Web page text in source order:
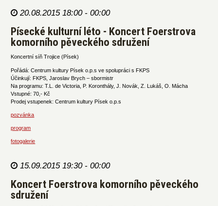
20.08.2015 18:00 - 00:00
Písecké kulturní léto - Koncert Foerstrova
komorního pěveckého sdružení
Koncertní síň Trojice (Písek)
Pořádá: Centrum kultury Písek o.p.s ve spolupráci s FKPS
Účinkují: FKPS, Jaroslav Brych – sbormistr
Na programu: T.L. de Victoria, P. Koronthály, J. Novák, Z. Lukáš, O. Mácha
Vstupné: 70,- Kč
Prodej vstupenek: Centrum kultury Písek o.p.s
pozvánka
program
fotogalerie
15.09.2015 19:30 - 00:00
Koncert Foerstrova komorního pěveckého
sdružení